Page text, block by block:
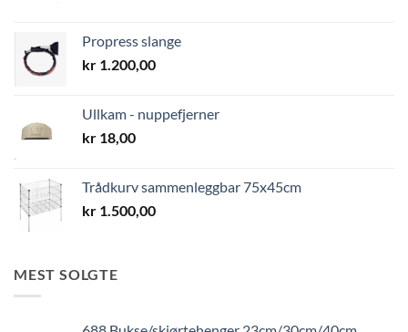
Propress slange
kr 1.200,00
Ullkam - nuppefjerner
kr 18,00
Trådkurv sammenleggbar 75x45cm
kr 1.500,00
MEST SOLGTE